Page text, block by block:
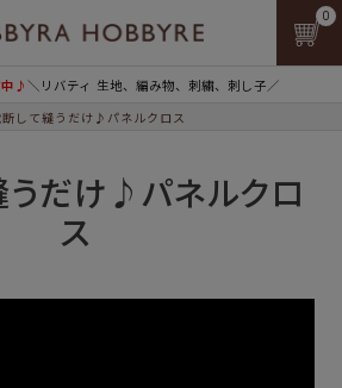
中♪＼リバティ 生地、編み物、刺繍、刺し子／
0
して縫うだけ♪パネルクロス
うだけ♪パネルクロ
ス